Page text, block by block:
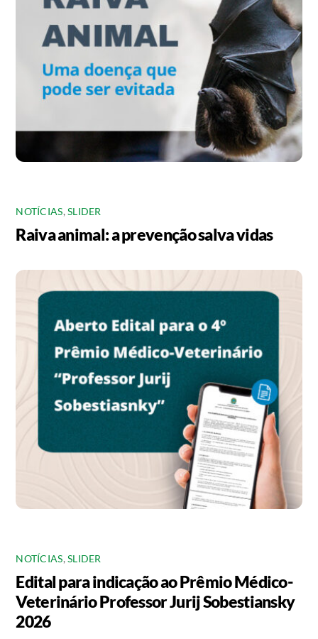
NOTÍCIAS,SLIDER
Raiva animal: a prevenção salva vidas
NOTÍCIAS,SLIDER
Edital para indicação ao Prêmio Médico-
Veterinário Professor Jurij Sobestiansky
2026